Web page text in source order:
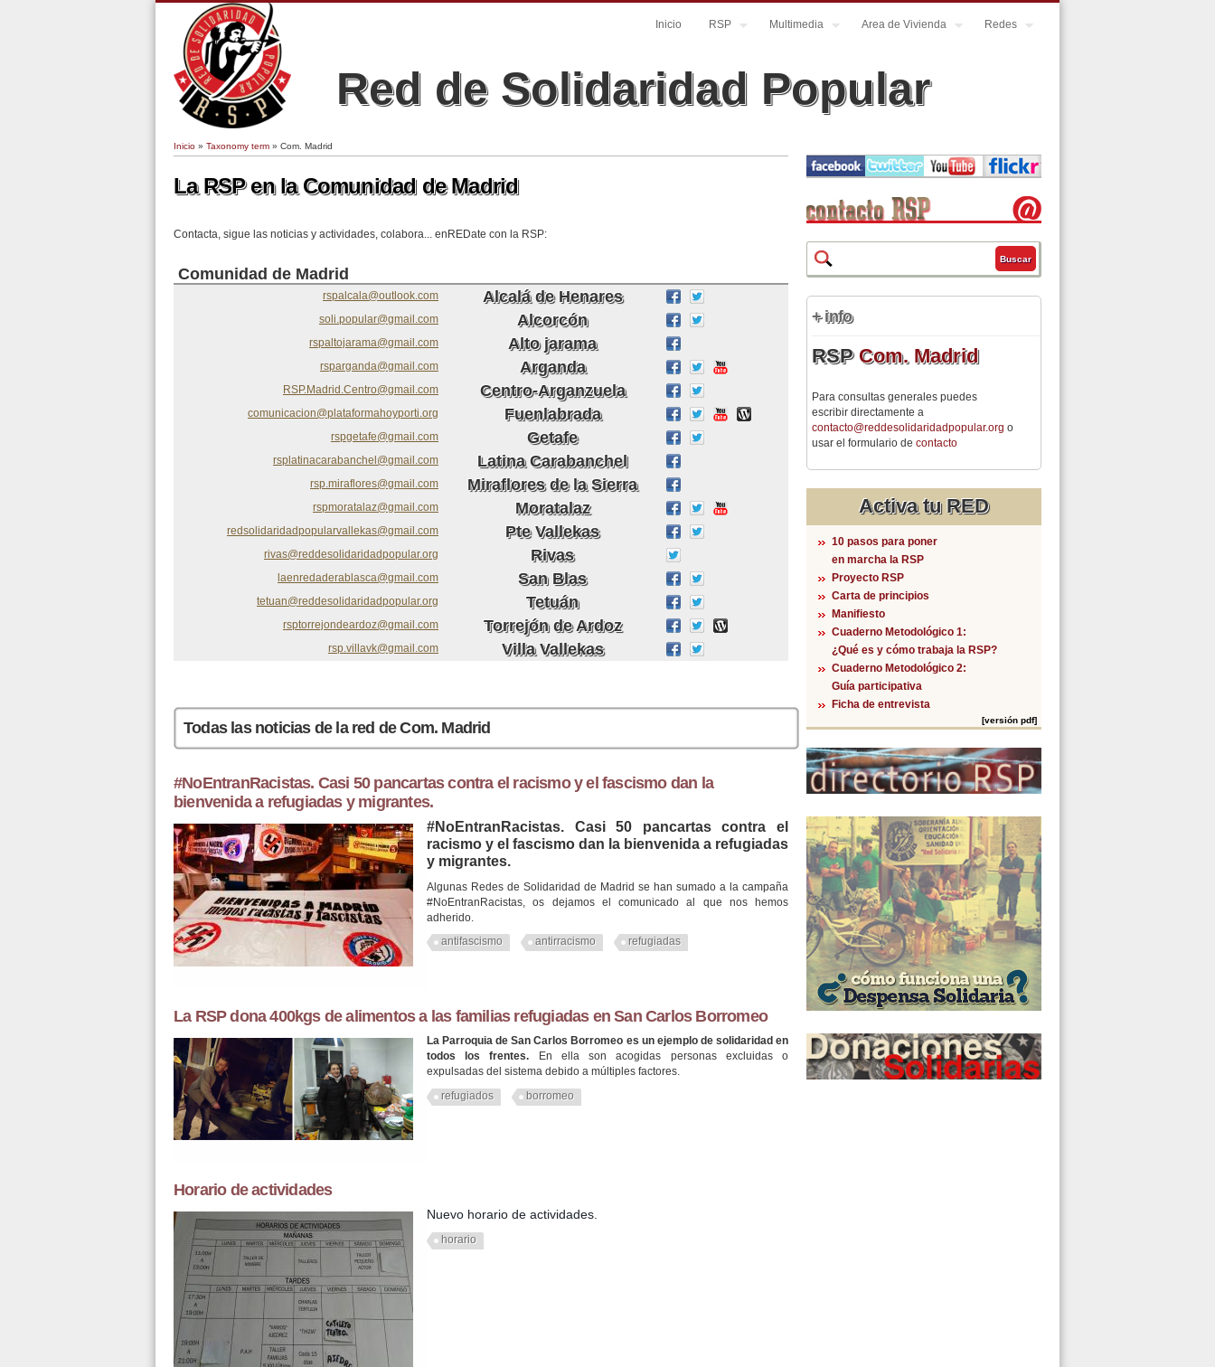
Red de Solidaridad Popular
Inicio RSP Multimedia Area de Vivienda Redes
Se encuentra usted aquí
Inicio » Taxonomy term » Com. Madrid
La RSP en la Comunidad de Madrid
Contacta, sigue las noticias y actividades, colabora... enREDate con la RSP:
Comunidad de Madrid
rspalcala@outlook.com Alcalá de Henares
soli.popular@gmail.com Alcorcón
rspaltojarama@gmail.com Alto jarama
rsparganda@gmail.com Arganda
RSP.Madrid.Centro@gmail.com Centro-Arganzuela
comunicacion@plataformahoyporti.org Fuenlabrada
rspgetafe@gmail.com Getafe
rsplatinacarabanchel@gmail.com Latina Carabanchel
rsp.miraflores@gmail.com Miraflores de la Sierra
rspmoratalaz@gmail.com Moratalaz
redsolidaridadpopularvallekas@gmail.com Pte Vallekas
rivas@reddesolidaridadpopular.org Rivas
laenredaderablasca@gmail.com San Blas
tetuan@reddesolidaridadpopular.org Tetuán
rsptorrejondeardoz@gmail.com Torrejón de Ardoz
rsp.villavk@gmail.com Villa Vallekas
Todas las noticias de la red de Com. Madrid
#NoEntranRacistas. Casi 50 pancartas contra el racismo y el fascismo dan la
bienvenida a refugiadas y migrantes.
#NoEntranRacistas. Casi 50 pancartas contra el
racismo y el fascismo dan la bienvenida a refugiadas
y migrantes.
Algunas Redes de Solidaridad de Madrid se han sumado a la campaña
#NoEntranRacistas, os dejamos el comunicado al que nos hemos
adherido.
antifascismo
antirracismo refugiadas
La RSP dona 400kgs de alimentos a las familias refugiadas en San Carlos Borromeo
La Parroquia de San Carlos Borromeo es un ejemplo de solidaridad en
todos los frentes. En ella son acogidas personas excluidas o
expulsadas del sistema debido a múltiples factores.
refugiados
borromeo
Horario de actividades
Nuevo horario de actividades.
horario
Páginas
Formulario de búsqueda
Buscar
+ info
RSP Com. Madrid
Para consultas generales puedes
escribir directamente a
contacto@reddesolidaridadpopular.org o
usar el formulario de contacto
Activa tu RED
10 pasos para poner
en marcha la RSP
Proyecto RSP
Carta de principios
Manifiesto
Cuaderno Metodológico 1:
¿Qué es y cómo trabaja la RSP?
Cuaderno Metodológico 2:
Guía participativa
Ficha de entrevista
[versión pdf]